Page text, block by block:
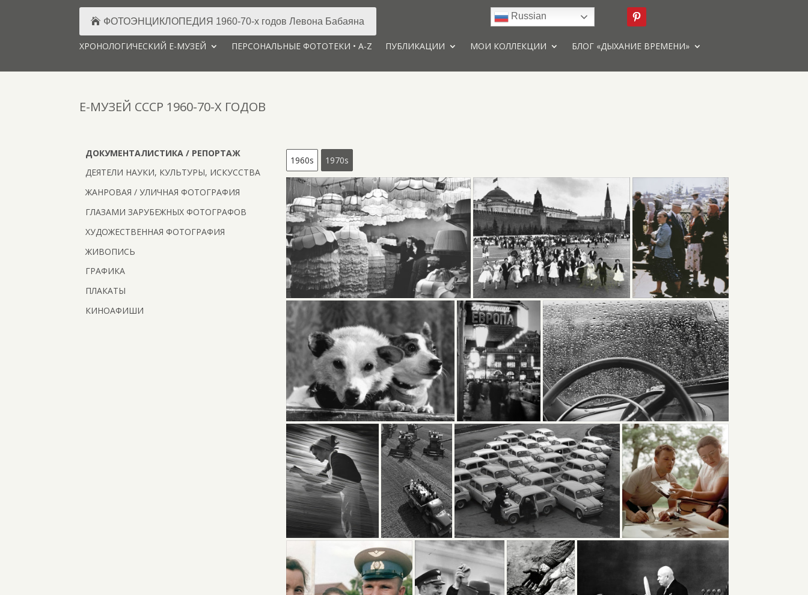
ФОТОЭНЦИКЛОПЕДИЯ 1960-70-х годов Левона Бабаяна
Russian
ХРОНОЛОГИЧЕСКИЙ Е-МУЗЕЙ ПЕРСОНАЛЬНЫЕ ФОТОТЕКИ • A-Z ПУБЛИКАЦИИ МОИ КОЛЛЕКЦИИ БЛОГ «ДЫХАНИЕ ВРЕМЕНИ»
Е-МУЗЕЙ CCCP 1960-70-Х ГОДОВ
ДОКУМЕНТАЛИСТИКА / РЕПОРТАЖ
ДЕЯТЕЛИ НАУКИ, КУЛЬТУРЫ, ИСКУССТВА
ЖАНРОВАЯ / УЛИЧНАЯ ФОТОГРАФИЯ
ГЛАЗАМИ ЗАРУБЕЖНЫХ ФОТОГРАФОВ
ХУДОЖЕСТВЕННАЯ ФОТОГРАФИЯ
ЖИВОПИСЬ
ГРАФИКА
ПЛАКАТЫ
КИНОАФИШИ
1960s 1970s